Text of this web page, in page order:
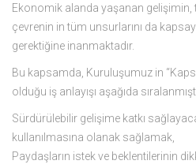
Ekonomik alanda yaşanan gelişimin,
çevrenin in tüm unsurlarını da
gerektiğine inanmaktadır.
Bu kapsamda, Kuruluşumuz in
olduğu iş anlayışı aşağıda
Sürdürülebilir gelişime katkı
kullanılmasına olanak sağlamak,
Paydaşların istek ve beklentilerinin